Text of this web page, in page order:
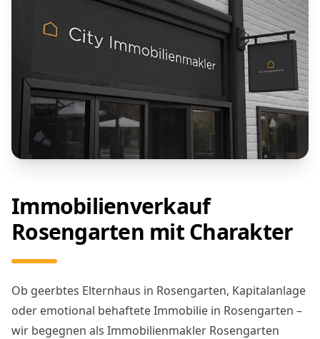
Immobilienverkauf
Rosengarten mit Charakter
Ob geerbtes Elternhaus in Rosengarten, Kapitalanlage
oder emotional behaftete Immobilie in Rosengarten –
wir begegnen als Immobilienmakler Rosengarten